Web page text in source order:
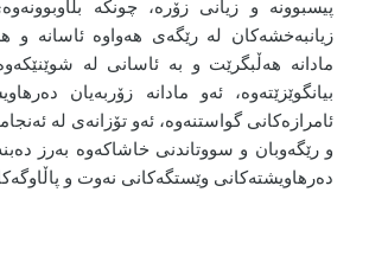
پیسبوونە و زیانی زۆرە، چونکە
زیانبەخشەکان لە رێگەی هەواوە ئاسانە و
مادانە هەڵبگرێت و بە ئاسانی لە
بیانگوێزێتەوە، ئەو مادانە زۆربەیان
ئامرازەکانی گواستنەوە، ئەو تۆزانەی لە
و رێگەوبان و سووتاندنی خاشاکەوە بەرز
دەرهاویشتەکانی وێستگەکانی نەوت و